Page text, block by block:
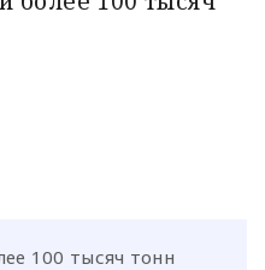
100 тысяч тонн